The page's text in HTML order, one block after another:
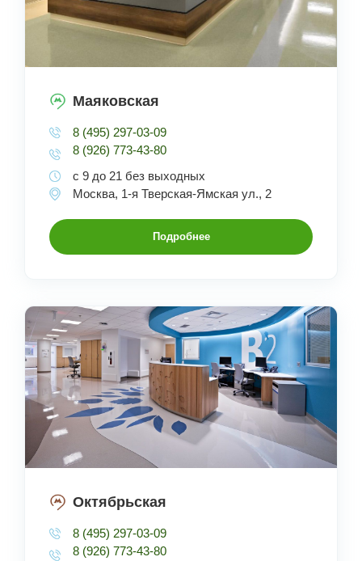
Маяковская
8 (495) 297-03-09
8 (926) 773-43-80
с 9 до 21 без выходных
Москва, 1-я Тверская-Ямская ул., 2
Подробнее
Октябрьская
8 (495) 297-03-09
8 (926) 773-43-80